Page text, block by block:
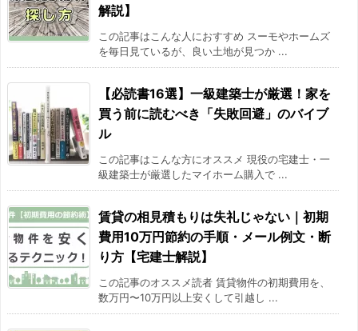
2016/02
2016/03 -18.6%
2016/04 6.2%
2016/05
2016/06 -2.8%
2016/07 -20.1%
2016/08 -4.4%
2016/09 -16.2%
解説】
この記事はこんな人におすすめ スーモやホームズ
を毎日見ているが、良い土地が見つか ...
【必読書16選】一級建築士が厳選！家を
買う前に読むべき「失敗回避」のバイブ
ル
この記事はこんな方にオススメ 現役の宅建士・一
級建築士が厳選したマイホーム購入で ...
賃貸の相見積もりは失礼じゃない｜初期
費用10万円節約の手順・メール例文・断
り方【宅建士解説】
この記事のオススメ読者 賃貸物件の初期費用を、
数万円〜10万円以上安くして引越し ...